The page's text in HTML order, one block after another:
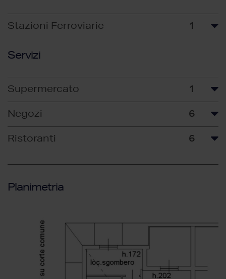
Stazioni Ferroviarie 1
Servizi
Supermercato 1
Negozi 6
Ristoranti 6
Planimetria